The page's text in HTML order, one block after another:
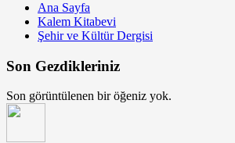
Ana Sayfa
Kalem Kitabevi
Şehir ve Kültür Dergisi
Son Gezdikleriniz
Son görüntülenen bir öğeniz yok.